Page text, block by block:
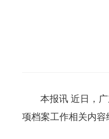
本报讯 近日，
项档案工作相关内